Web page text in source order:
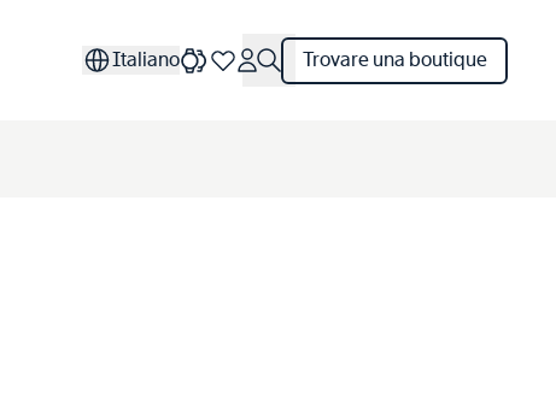
Italiano Trovare una boutique